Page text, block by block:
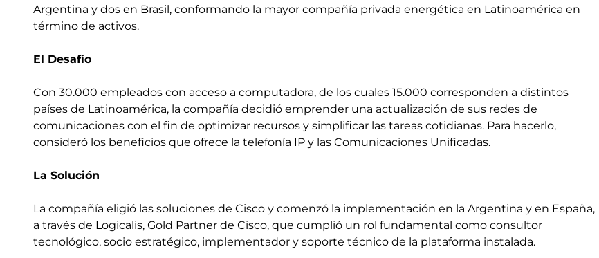
Argentina y dos en Brasil, conformando la mayor compañía privada energética en Latinoamérica en
término de activos.
El Desafío
Con 30.000 empleados con acceso a computadora, de los cuales 15.000 corresponden a distintos
países de Latinoamérica, la compañía decidió emprender una actualización de sus redes de
comunicaciones con el fin de optimizar recursos y simplificar las tareas cotidianas. Para hacerlo,
consideró los beneficios que ofrece la telefonía IP y las Comunicaciones Unificadas.
La Solución
La compañía eligió las soluciones de Cisco y comenzó la implementación en la Argentina y en España,
a través de Logicalis, Gold Partner de Cisco, que cumplió un rol fundamental como consultor
tecnológico, socio estratégico, implementador y soporte técnico de la plataforma instalada.